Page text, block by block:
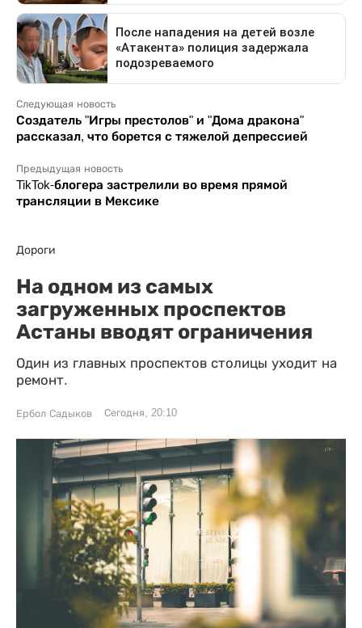
Следующая новость
Создатель "Игры престолов" и "Дома дракона"
рассказал, что борется с тяжелой депрессией
Предыдущая новость
TikTok-блогера застрелили во время прямой
трансляции в Мексике
Дороги
На одном из самых
загруженных проспектов
Астаны вводят ограничения
Один из главных проспектов столицы уходит на
ремонт.
Ербол Садыков Сегодня, 20:10